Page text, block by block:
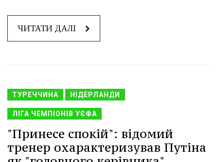
ЧИТАТИ ДАЛІ
ТУРЕЧЧИНА НІДЕРЛАНДИ
ЛІГА ЧЕМПІОНІВ УЄФА
"Принесе спокій": відомий
тренер охарактеризував Путіна